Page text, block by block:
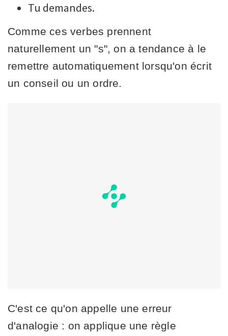
Tu demandes.
Comme ces verbes prennent
naturellement un "s", on a tendance à le
remettre automatiquement lorsqu'on écrit
un conseil ou un ordre.
C'est ce qu'on appelle une erreur
d'analogie : on applique une règle